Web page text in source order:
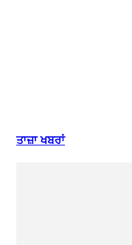
ਤਾਜ਼ਾ ਖਬਰਾਂ